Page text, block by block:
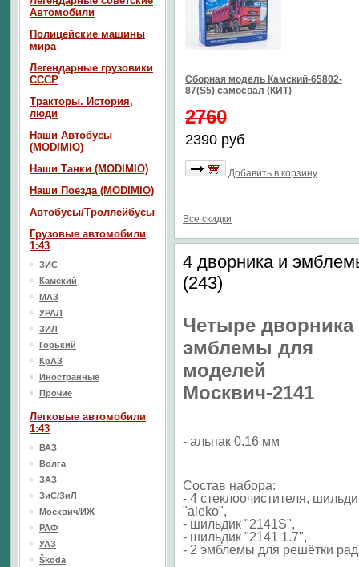
Сборная модель Камский-65802-
87(S5) самосвал (КИТ)
2760
2390 руб
Добавить в корзину
Все скидки
4 дворника и
(243)
Четыре дворника
эмблемы для
моделей
Москвич-2141
- альпак 0.16 мм
Состав набора:
- 4 стеклоочистителя,
"aleko",
- шильдик "2141S",
- шильдик "2141 1.7",
- 2 эмблемы для решётки
Автомобили
Полицейские машины
мира
Легендарные грузовики
СССР
Тракторы. История,
люди
Наши Автобусы
(MODIMIO)
Наши Танки (MODIMIO)
Наши Поезда (MODIMIO)
Автобусы/Троллейбусы
Грузовые автомобили
1:43
ЗИС
Камский
МАЗ
УРАЛ
ЗИЛ
Горький
КрАЗ
Иностранные
Прочие
Легковые автомобили
1:43
ВАЗ
Волга
ЗАЗ
ЗиС/ЗиЛ
Москвич/ИЖ
РАФ
УАЗ
Škoda